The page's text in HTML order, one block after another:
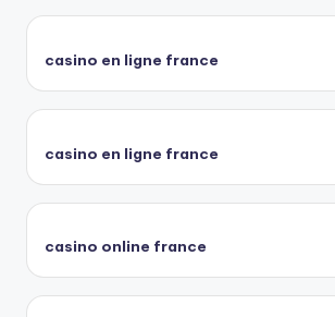
casino en ligne france
casino en ligne france
casino online france